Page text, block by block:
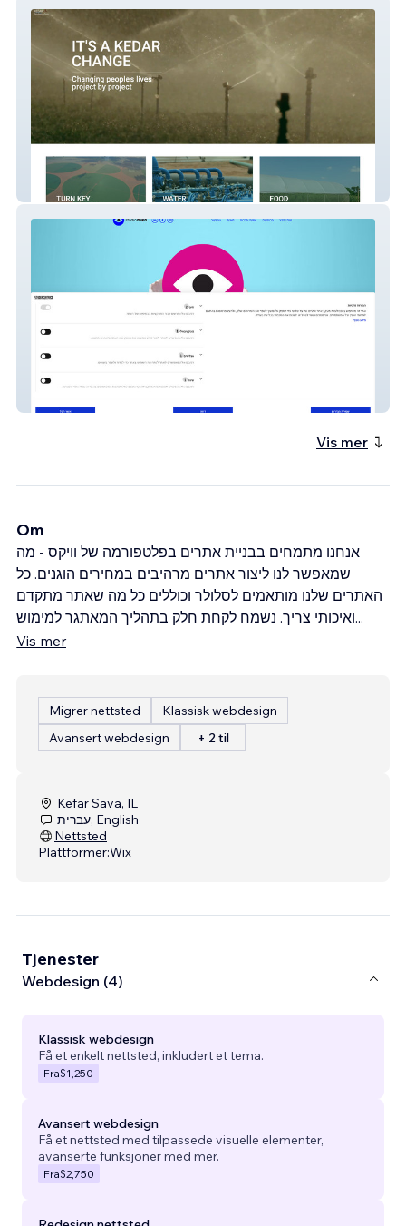
KEDAR G.A.P
Vis mer
Om
אנחנו מתמחים בבניית אתרים בפלטפורמה של וויקס - מה
שמאפשר לנו ליצור אתרים מרהיבים במחירים הוגנים. כל
האתרים שלנו מותאמים לסלולר וכוללים כל מה שאתר מתקדם
ואיכותי צריך. נשמח לקחת חלק בתהליך המאתגר למימוש...
Vis mer
Migrer nettsted
Klassisk webdesign
Avansert webdesign
+ 2 til
Kefar Sava, IL
עברית, English
Nettsted
Plattformer:Wix
Tjenester
Webdesign (4)
Klassisk webdesign
Få et enkelt nettsted, inkludert et tema.
Fra$1,250
Avansert webdesign
Få et nettsted med tilpassede visuelle elementer,
avanserte funksjoner med mer.
Fra$2,750